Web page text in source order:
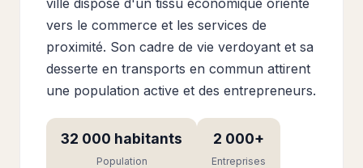
ville dispose d'un tissu économique orienté
vers le commerce et les services de
proximité. Son cadre de vie verdoyant et sa
desserte en transports en commun attirent
une population active et des entrepreneurs.
32 000 habitants
Population
2 000+
Entreprises